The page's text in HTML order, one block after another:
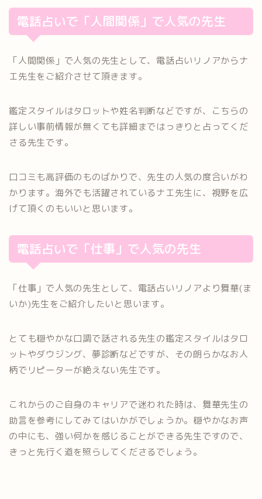
電話占いで「人間関係」で人気の先生
「人間関係」で人気の先生として、電話占いリノアからナ
エ先生をご紹介させて頂きます。
鑑定スタイルはタロットや姓名判断などですが、こちらの
詳しい事前情報が無くても詳細まではっきりと占ってくだ
さる先生です。
口コミも高評価のものばかりで、先生の人気の度合いがわ
かります。海外でも活躍されているナエ先生に、視野を広
げて頂くのもいいと思います。
電話占いで「仕事」で人気の先生
「仕事」で人気の先生として、電話占いリノアより舞華(ま
いか)先生をご紹介したいと思います。
とても穏やかな口調で話される先生の鑑定スタイルはタロ
ットやダウジング、夢診断などですが、その朗らかなお人
柄でリピーターが絶えない先生です。
これからのご自身のキャリアで迷われた時は、舞華先生の
助言を参考にしてみてはいかがでしょうか。穏やかなお声
の中にも、強い何かを感じることができる先生ですので、
きっと先行く道を照らしてくださるでしょう。